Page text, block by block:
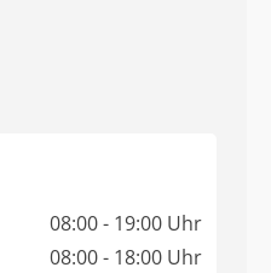
08:00 - 19:00 Uhr
08:00 - 18:00 Uhr